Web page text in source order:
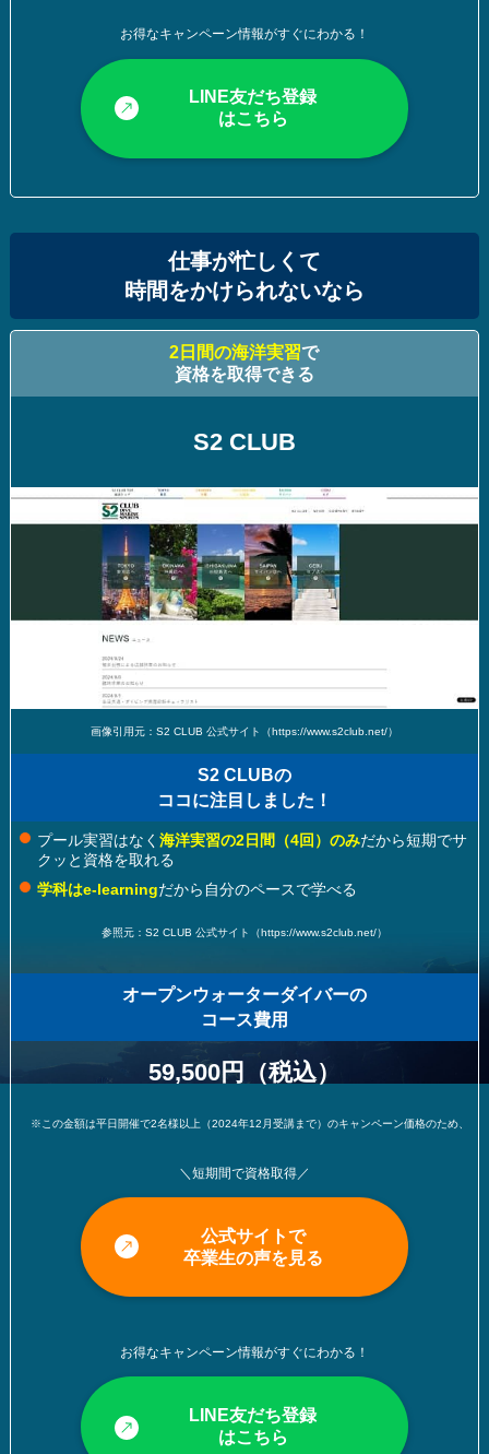
お得なキャンペーン情報がすぐにわかる！
LINE友だち登録
はこちら
仕事が忙しくて
時間をかけられないなら
2日間の海洋実習で
資格を取得できる
S2 CLUB
画像引用元：S2 CLUB 公式サイト（https://www.s2club.net/）
S2 CLUBの
ココに注目しました！
プール実習はなく 海洋実習の2日間（4回）のみだから短期でサ
クッと資格を取れる
学科はe-learningだから自分のペースで学べる
参照元：S2 CLUB 公式サイト（https://www.s2club.net/）
オープンウォーターダイバーの
コース費用
59,500円（税込）
※この金額は平日開催で2名様以上（2024年12月受講まで）のキャンペーン価格のため、
＼短期間で資格取得／
公式サイトで
卒業生の声を見る
お得なキャンペーン情報がすぐにわかる！
LINE友だち登録
はこちら